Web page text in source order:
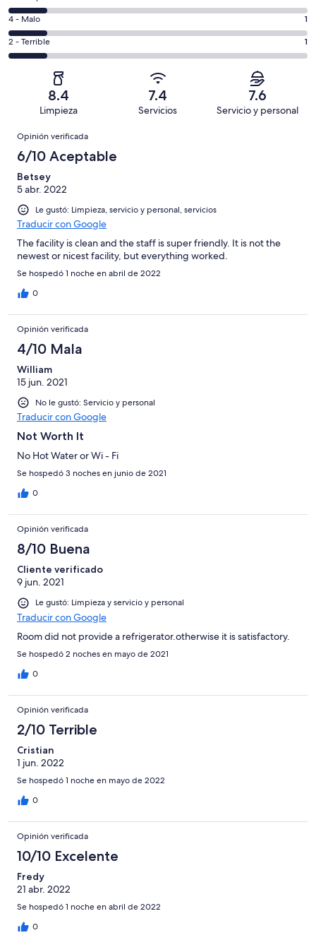
decir,
Excelente.
Basada
en
opiniones
8,
es
decir,
Bueno.
opiniones
de
6,
es
decir,
Aceptable.
de
opiniones
Puntuación
de
4,
Basada
de
opiniones
4 - Malo 1
Puntuación
de
Terrible.
Basada
de
opiniones
2 - Terrible 1
8.4
Limpieza
7.4
Servicios
7.6
Servicio y personal
Opiniones
Opinión verificada
6/10 Aceptable
Betsey
5 abr. 2022
Le gustó: Limpieza, servicio y personal, servicios
Traducir con Google
The facility is clean and the staff is super friendly. It is not the
newest or nicest facility, but everything worked.
Se hospedó 1 noche en abril de 2022
0
Opinión verificada
4/10 Mala
William
15 jun. 2021
No le gustó: Servicio y personal
Traducir con Google
Not Worth It
No Hot Water or Wi - Fi
Se hospedó 3 noches en junio de 2021
0
Opinión verificada
8/10 Buena
Cliente verificado
9 jun. 2021
Le gustó: Limpieza y servicio y personal
Traducir con Google
Room did not provide a refrigerator.otherwise it is satisfactory.
Se hospedó 2 noches en mayo de 2021
0
Opinión verificada
2/10 Terrible
Cristian
1 jun. 2022
Se hospedó 1 noche en mayo de 2022
0
Opinión verificada
10/10 Excelente
Fredy
21 abr. 2022
Se hospedó 1 noche en abril de 2022
0